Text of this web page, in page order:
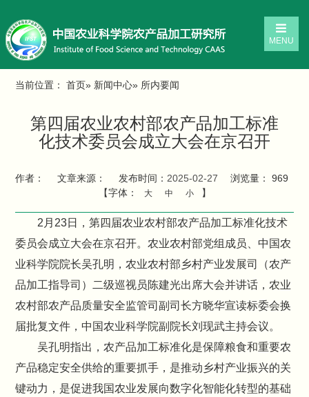
MENU
当前位置：首页» 新闻中心» 所内要闻
第四届农业农村部农产品加工标准
化技术委员会成立大会在京召开
作者： 文章来源： 发布时间： 2025-02-27 浏览量：969
【字体：
大 中 小 】
2月23日，第四届农业农村部农产品加工标准化技术
委员会成立大会在京召开。农业农村部党组成员、中国农
业科学院院长吴孔明，农业农村部乡村产业发展司（农产
品加工指导司）二级巡视员陈建光出席大会并讲话，农业
农村部农产品质量安全监管司副司长方晓华宣读标委会换
届批复文件，中国农业科学院副院长刘现武主持会议。
吴孔明指出，农产品加工标准化是保障粮食和重要农
产品稳定安全供给的重要抓手，是推动乡村产业振兴的关
键动力，是促进我国农业发展向数字化智能化转型的基础